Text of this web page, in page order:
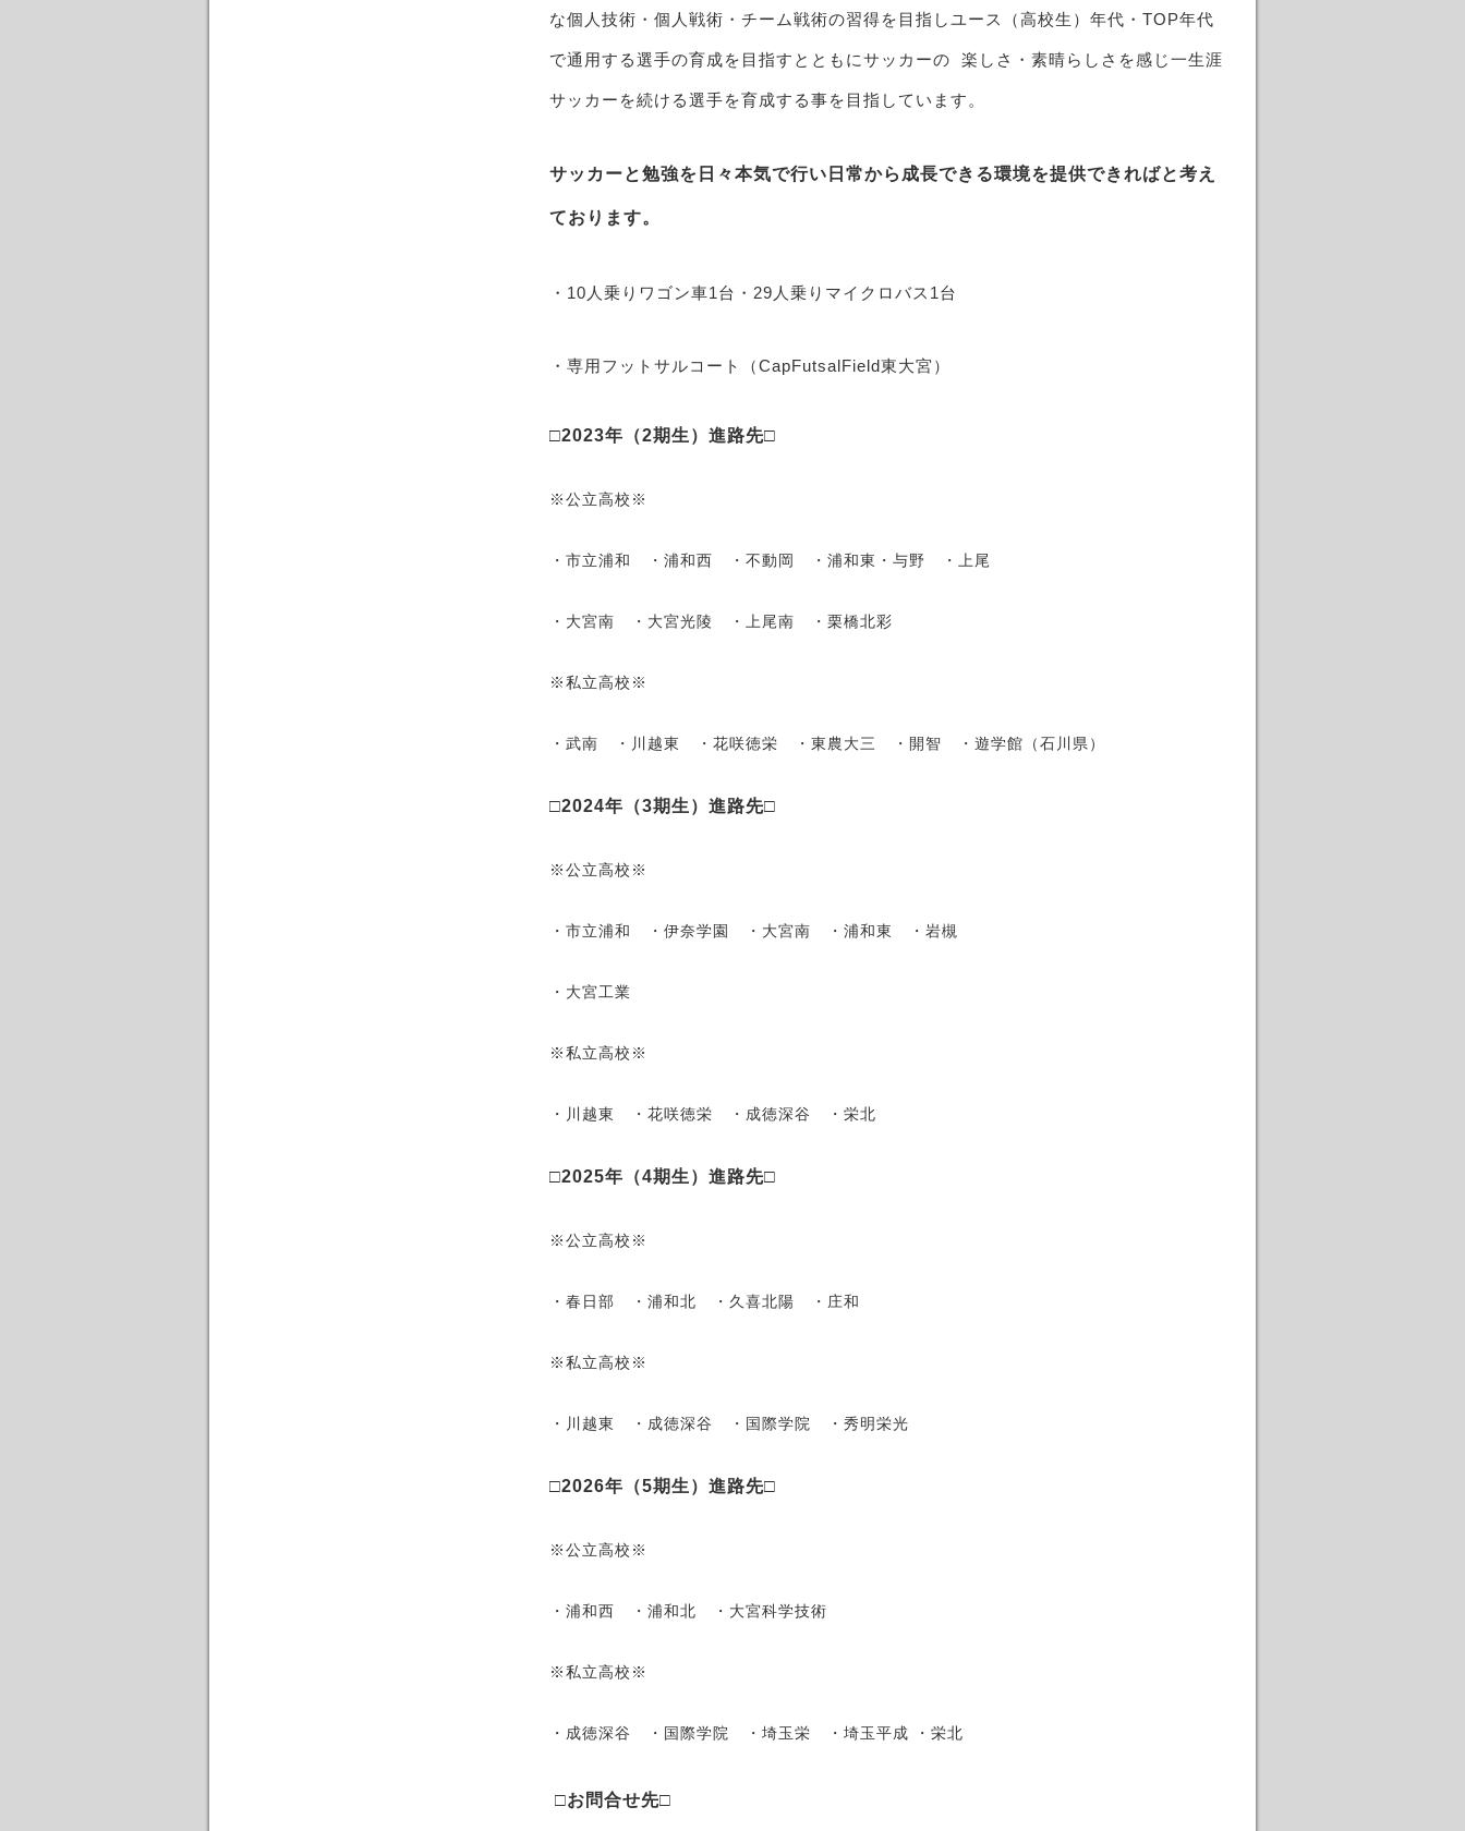
な個人技術・個人戦術・チーム戦術の習得を目指しユース（高校生）年代・TOP年代
で通用する選手の育成を目指すとともにサッカーの 楽しさ・素晴らしさを感じ一生涯
サッカーを続ける選手を育成する事を目指しています。
サッカーと勉強を日々本気で行い日常から成長できる環境を提供できればと考え
ております。
・10人乗りワゴン車1台・29人乗りマイクロバス1台
・専用フットサルコート（CapFutsalField東大宮）
□2023年（2期生）進路先□
※公立高校※
・市立浦和 ・浦和西 ・不動岡 ・浦和東・与野 ・上尾
・大宮南 ・大宮光陵 ・上尾南 ・栗橋北彩
※私立高校※
・武南 ・川越東 ・花咲徳栄 ・東農大三 ・開智 ・遊学館（石川県）
□2024年（3期生）進路先□
※公立高校※
・市立浦和 ・伊奈学園 ・大宮南 ・浦和東 ・岩槻
・大宮工業
※私立高校※
・川越東 ・花咲徳栄 ・成徳深谷 ・栄北
□2025年（4期生）進路先□
※公立高校※
・春日部 ・浦和北 ・久喜北陽 ・庄和
※私立高校※
・川越東 ・成徳深谷 ・国際学院 ・秀明栄光
□2026年（5期生）進路先□
※公立高校※
・浦和西 ・浦和北 ・大宮科学技術
※私立高校※
・成徳深谷 ・国際学院 ・埼玉栄 ・埼玉平成 ・栄北
□お問合せ先□